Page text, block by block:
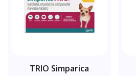
TRIO Simparica